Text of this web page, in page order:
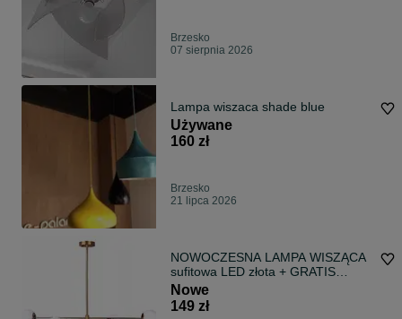
Brzesko
07 sierpnia 2026
Lampa wiszaca shade blue
Używane
160 zł
Brzesko
21 lipca 2026
NOWOCZESNA LAMPA WISZĄCA
sufitowa LED złota + GRATIS
żarówki / do salonu, pokoju, jadalni,
korytarzu
Nowe
149 zł